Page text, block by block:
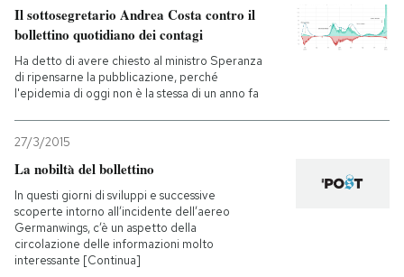
Il sottosegretario Andrea Costa contro il
bollettino quotidiano dei contagi
Ha detto di avere chiesto al ministro Speranza
di ripensarne la pubblicazione, perché
l'epidemia di oggi non è la stessa di un anno fa
27/3/2015
La nobiltà del bollettino
In questi giorni di sviluppi e successive
scoperte intorno all’incidente dell’aereo
Germanwings, c’è un aspetto della
circolazione delle informazioni molto
interessante [Continua]